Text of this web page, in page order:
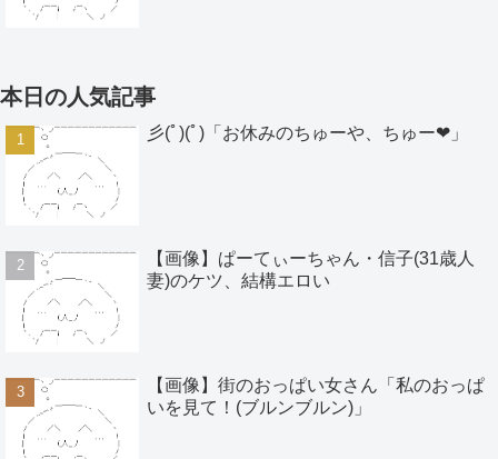
本日の人気記事
彡(ﾟ)(ﾟ)「お休みのちゅーや、ちゅー❤」
【画像】ぱーてぃーちゃん・信子(31歳人
妻)のケツ、結構エロい
【画像】街のおっぱい女さん「私のおっぱ
いを見て！(ブルンブルン)」